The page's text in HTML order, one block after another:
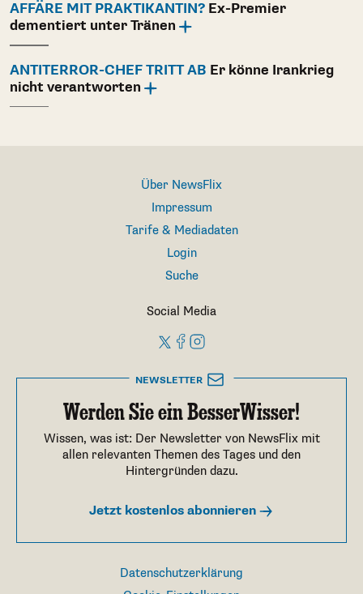
AFFÄRE MIT PRAKTIKANTIN? Ex-Premier
dementiert unter Tränen
ANTITERROR-CHEF TRITT AB Er könne Irankrieg
nicht verantworten
Über NewsFlix
Impressum
Tarife & Mediadaten
Login
Suche
Social Media
NEWSLETTER
Werden Sie ein BesserWisser!
Wissen, was ist: Der Newsletter von NewsFlix mit
allen relevanten Themen des Tages und den
Hintergründen dazu.
Jetzt kostenlos abonnieren
Datenschutzerklärung